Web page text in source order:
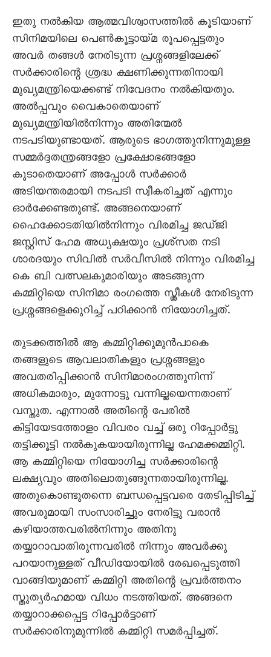
ഇതു നൽകിയ ആത്മവിശ്വാസത്തിൽ കൂടിയാണ്
സിനിമയിലെ പെൺകൂട്ടായ്മ രൂപപ്പെട്ടതും
അവർ തങ്ങൾ നേരിടുന്ന പ്രശ്നങ്ങളിലേക്ക്
സർക്കാരിന്റെ ശ്രദ്ധ ക്ഷണിക്കുന്നതിനായി
മുഖ്യമന്ത്രിയെക്കണ്ട് നിവേദനം നൽകിയതും.
അൽപ്പവും വെെകാതെയാണ്
മുഖ്യമന്ത്രിയിൽനിന്നും അതിന്മേൽ
നടപടിയുണ്ടായത്. ആരുടെ ഭാഗത്തുനിന്നുമുള്ള
സമ്മർദ്ദതന്ത്രങ്ങളോ പ്രക്ഷോഭങ്ങളോ
കൂടാതെയാണ് അപ്പോൾ സർക്കാർ
അടിയന്തരമായി നടപടി സ്വീകരിച്ചത് എന്നും
ഓർക്കേണ്ടതുണ്ട്. അങ്ങനെയാണ്
ഹെെക്കോടതിയിൽനിന്നും വിരമിച്ച ജഡ്ജി
ജസ്റ്റിസ് ഹേമ അധ്യക്ഷയും പ്രശ്സത നടി
ശാരദയും സിവിൽ സർവീസിൽ നിന്നും വിരമിച്ച
കെ ബി വത്സലകുമാരിയും അടങ്ങുന്ന
കമ്മിറ്റിയെ സിനിമാ രംഗത്തെ സ്ത്രീകൾ നേരിടുന്ന
പ്രശ്നങ്ങളെക്കുറിച്ച് പഠിക്കാൻ നിയോഗിച്ചത്.
തുടക്കത്തിൽ ആ കമ്മിറ്റിക്കുമുൻപാകെ
തങ്ങളുടെ ആവലാതികളും പ്രശ്നങ്ങളും
അവതരിപ്പിക്കാൻ സിനിമാരംഗത്തുനിന്ന്
അധികമാരും, മുന്നോട്ടു വന്നില്ലയെന്നതാണ്
വസ്തുത. എന്നാൽ അതിന്റെ പേരിൽ
കിട്ടിയേടത്തോളം വിവരം വച്ച് ഒരു റിപ്പോർട്ടു
തട്ടിക്കൂട്ടി നൽകുകയായിരുന്നില്ല ഹേമക്കമ്മിറ്റി.
ആ കമ്മിറ്റിയെ നിയോഗിച്ച സർക്കാരിന്റെ
ലക്ഷ്യവും അതിലൊതുങ്ങുന്നതായിരുന്നില്ല.
അതുകൊണ്ടുതന്നെ ബന്ധപ്പെട്ടവരെ തേടിപ്പിടിച്ച്
അവരുമായി സംസാരിച്ചും നേരിട്ടു വരാൻ
കഴിയാത്തവരിൽനിന്നും അതിനു
തയ്യാറാവാതിരുന്നവരിൽ നിന്നും അവർക്കു
പറയാനുള്ളത് വീഡിയോയിൽ രേഖപ്പെടുത്തി
വാങ്ങിയുമാണ് കമ്മിറ്റി അതിന്റെ പ്രവർത്തനം
സ്തുത്യർഹമായ വിധം നടത്തിയത്. അങ്ങനെ
തയ്യാറാക്കപ്പെട്ട റിപ്പോർട്ടാണ്
സർക്കാരിനുമുന്നിൽ കമ്മിറ്റി സമർപ്പിച്ചത്.